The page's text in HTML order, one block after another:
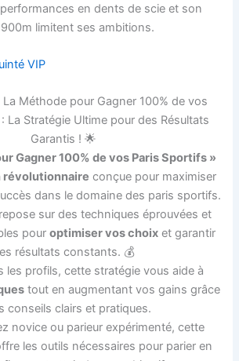
en dents de scie et son
limitent ses ambitions.
VIP
Méthode pour Gagner 100% de vos
La Stratégie Ultime pour des Résultats
Garantis ! 🌟
Gagner 100% de vos Paris Sportifs »
révolutionnaire conçue pour maximiser
dans le domaine des paris sportifs.
sur des techniques éprouvées et
pour optimiser vos choix et garantir
résultats constants. 💰
les profils, cette stratégie vous aide à
tout en augmentant vos gains grâce
conseils clairs et pratiques.
novice ou parieur expérimenté, cette
les outils nécessaires pour parier en